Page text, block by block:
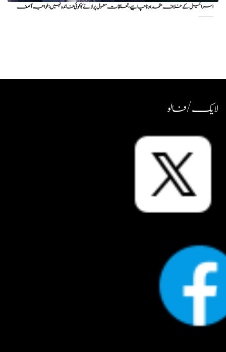
اسرائیل کے خلاف متحد ہونا چاہیے، تعلقات معمول پر لانے کا کوئی فائدہ نہیں: خواجہ آصف
لایک / فالو